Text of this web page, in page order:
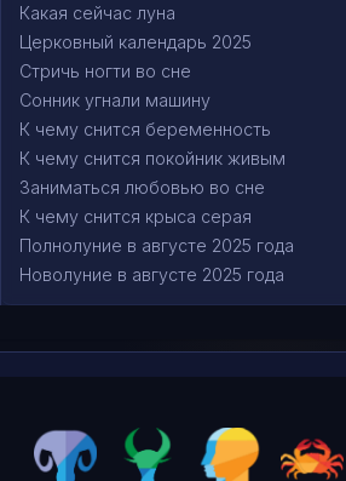
Какая сейчас луна
Церковный календарь 2025
Стричь ногти во сне
Сонник угнали машину
К чему снится беременность
К чему снится покойник живым
Заниматься любовью во сне
К чему снится крыса серая
Полнолуние в августе 2025 года
Новолуние в августе 2025 года